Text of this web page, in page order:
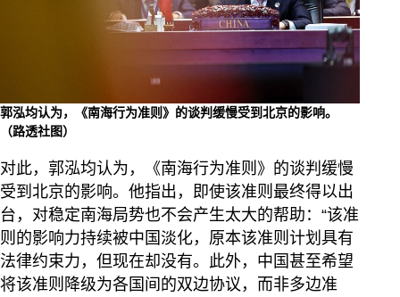
郭泓均认为，《南海行为准则》的谈判缓慢受到北京的影响。
（路透社图）
对此，郭泓均认为，《南海行为准则》的谈判缓慢
受到北京的影响。他指出，即使该准则最终得以出
台，对稳定南海局势也不会产生太大的帮助：“该准
则的影响力持续被中国淡化，原本该准则计划具有
法律约束力，但现在却没有。此外，中国甚至希望
将该准则降级为各国间的双边协议，而非多边准